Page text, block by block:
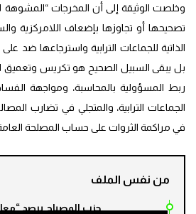
تصحيحها أو تجاوزها بإضعاف اللامركزية
الذاتية للجماعات الترابية واسترجاعها ضد
بل يبقى السبيل الصحيح هو تكريس وتعميق
ربط المسؤولية بالمحاسبة، ومواجهة
الجماعات الترابية، والمتجلي في تضارب
في مراكمة الثروات على حساب المصلحة
من نفس الملف
حزب المصباح يرصد